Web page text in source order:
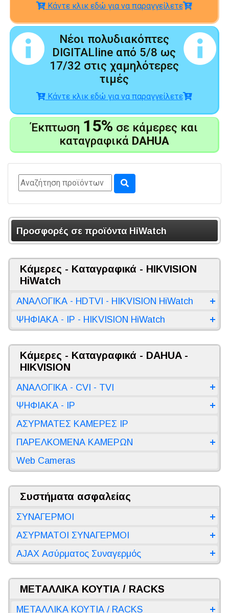
Κάντε κλικ εδώ για να παραγγείλετε
Νέοι πολυδιακόπτες
DIGITALline από 5/8 ως
17/32 στις χαμηλότερες
τιμές
Κάντε κλικ εδώ για να παραγγείλετε
Έκπτωση 15% σε κάμερες και
καταγραφικά DAHUA
Προσφορές σε προϊόντα HiWatch
Κάμερες - Καταγραφικά - HIKVISION
HiWatch
ΑΝΑΛΟΓΙΚΑ - HDTVI - HIKVISION HiWatch
ΨΗΦΙΑΚΑ - IP - HIKVISION HiWatch
Κάμερες - Καταγραφικά - DAHUA -
HIKVISION
ΑΝΑΛΟΓΙΚΑ - CVI - TVI
ΨΗΦΙΑΚΑ - IP
ΑΣΥΡΜΑΤΕΣ ΚΑΜΕΡΕΣ IP
ΠΑΡΕΛΚΟΜΕΝΑ ΚΑΜΕΡΩΝ
Web Cameras
Συστήματα ασφαλείας
ΣΥΝΑΓΕΡΜΟΙ
ΑΣΥΡΜΑΤΟΙ ΣΥΝΑΓΕΡΜΟΙ
AJAX Ασύρματος Συναγερμός
ΜΕΤΑΛΛΙΚΑ ΚΟΥΤΙΑ / RACKS
ΜΕΤΑΛΛΙΚΑ ΚΟΥΤΙΑ / RACKS